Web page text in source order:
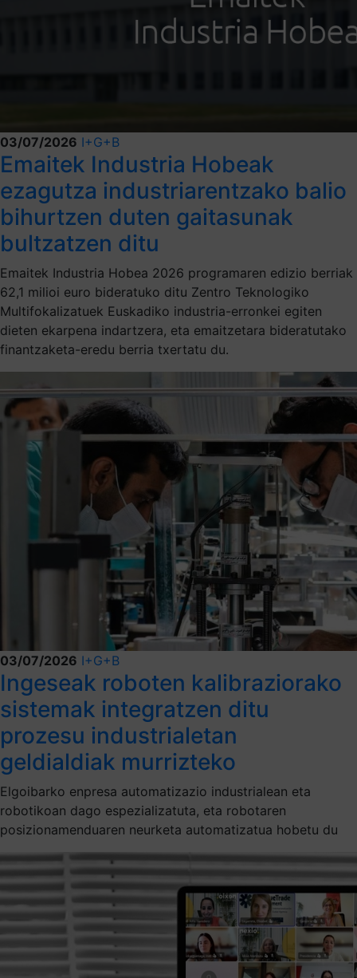
03/07/2026 I+G+B
Emaitek Industria Hobeak
ezagutza industriarentzako balio
bihurtzen duten gaitasunak
bultzatzen ditu
Emaitek Industria Hobea 2026 programaren edizio berriak
62,1 milioi euro bideratuko ditu Zentro Teknologiko
Multifokalizatuek Euskadiko industria-erronkei egiten
dieten ekarpena indartzera, eta emaitzetara bideratutako
finantzaketa-eredu berria txertatu du.
03/07/2026 I+G+B
Ingeseak roboten kalibraziorako
sistemak integratzen ditu
prozesu industrialetan
geldialdiak murrizteko
Elgoibarko enpresa automatizazio industrialean eta
robotikoan dago espezializatuta, eta robotaren
posizionamenduaren neurketa automatizatua hobetu du